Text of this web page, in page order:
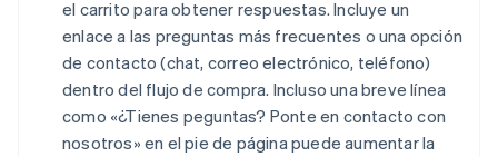
el carrito para obtener respuestas. Incluye un
enlace a las preguntas más frecuentes o una opción
de contacto (chat, correo electrónico, teléfono)
dentro del flujo de compra. Incluso una breve línea
como «¿Tienes peguntas? Ponte en contacto con
nosotros» en el pie de página puede aumentar la